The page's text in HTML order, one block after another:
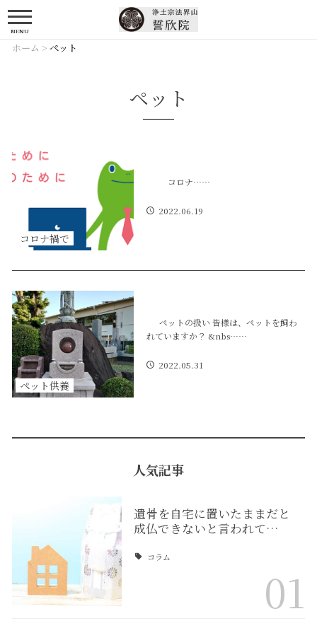
MENU
ホーム > ペット
ペット
コロナ禍で
コロナ……
2022.06.19
ペット供養
ペットの扱い 皆様は、ペットを飼わ
れていますか？ &nbs……
2022.05.31
人気記事
遺骨を自宅に置いたままだと
成仏できないと言われて…
コラム
01